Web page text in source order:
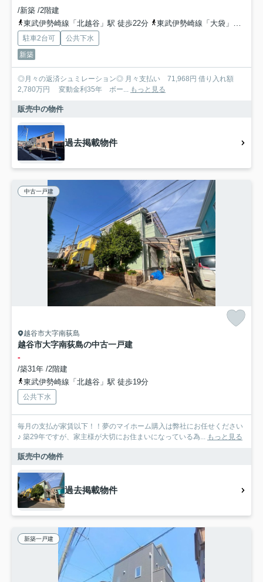
/新築 /2階建
東武伊勢崎線「北越谷」駅 徒歩22分
東武伊勢崎線「大袋」駅 徒歩25分
駐車2台可
公共下水
新築
◎月々の返済シュミレーション◎ 月々支払い 71,968円 借り入れ額
2,780万円 変動金利35年 ボー... もっと見る
販売中の物件
過去掲載物件
中古一戸建
越谷市大字南荻島
越谷市大字南荻島の中古一戸建
-
/築31年 /2階建
東武伊勢崎線「北越谷」駅 徒歩19分
公共下水
毎月の支払が家賃以下！！夢のマイホーム購入は弊社にお任せください
♪ 築29年ですが、家主様が大切にお住まいになっている為... もっと見る
販売中の物件
過去掲載物件
新築一戸建